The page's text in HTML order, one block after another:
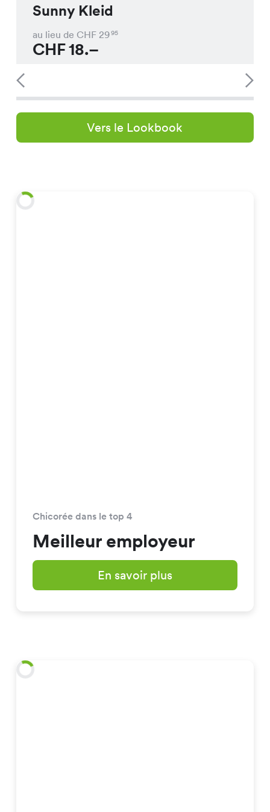
Sunny Kleid
au lieu de CHF 2995
CHF18.–
Vers le Lookbook
Chicorée dans le top 4
Meilleur employeur
En savoir plus